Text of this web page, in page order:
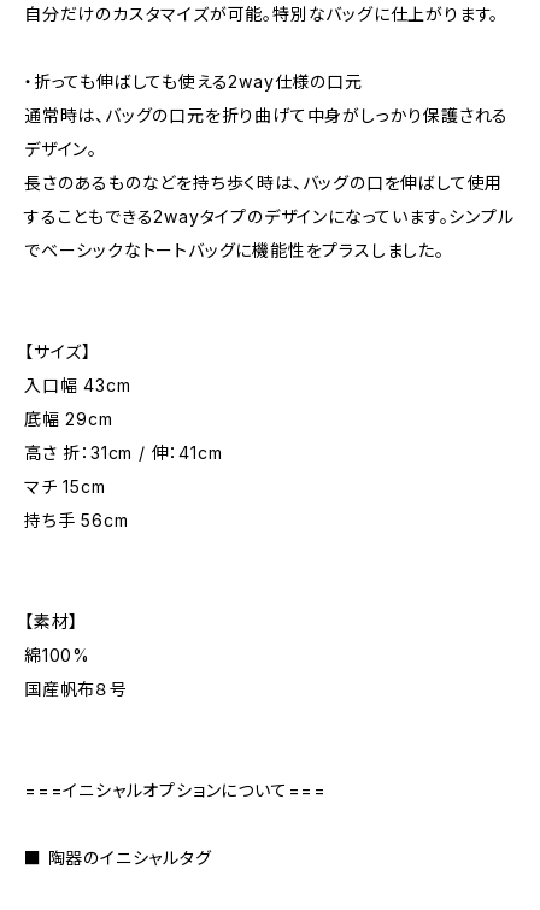
自分だけのカスタマイズが可能。特別なバッグに仕上がります。
・折っても伸ばしても使える2way仕様の口元
通常時は、バッグの口元を折り曲げて中身がしっかり保護される
デザイン。
長さのあるものなどを持ち歩く時は、バッグの口を伸ばして使用
することもできる2wayタイプのデザインになっています。シンプル
でベーシックなトートバッグに機能性をプラスしました。
【サイズ】
入口幅 43cm
底幅 29cm
高さ 折：31cm / 伸：41cm
マチ 15cm
持ち手 56cm
【素材】
綿100%
国産帆布８号
===イニシャルオプションについて===
■ 陶器のイニシャルタグ